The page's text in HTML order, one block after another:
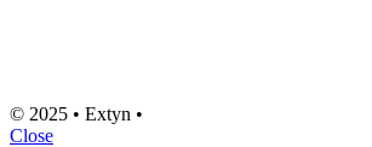
© 2025 • Extyn •
Close